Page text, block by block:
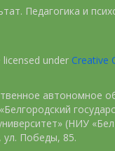
Педагогика и
under Creative
автономное
(НИУ
ул. Победы, 85.